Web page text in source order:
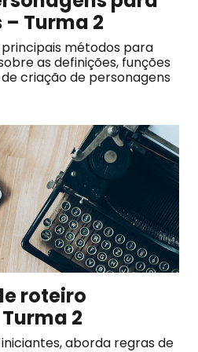
Turma 2
métodos para
as definições, funções
criação de personagens
roteiro
2
aborda regras de